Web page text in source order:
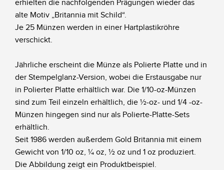
erhielten die nachfolgenden Prägungen wieder das
alte Motiv „Britannia mit Schild“.
Je 25 Münzen werden in einer Hartplastikröhre
verschickt.
Jährliche erscheint die Münze als Polierte Platte und in
der Stempelglanz-Version, wobei die Erstausgabe nur
in Polierter Platte erhältlich war. Die 1/10-oz-Münzen
sind zum Teil einzeln erhältlich, die ½-oz- und 1/4 -oz-
Münzen hingegen sind nur als Polierte-Platte-Sets
erhältlich.
Seit 1986 werden außerdem Gold Britannia mit einem
Gewicht von 1/10 oz, ¼ oz, ½ oz und 1 oz produziert.
Die Abbildung zeigt ein Produktbeispiel.